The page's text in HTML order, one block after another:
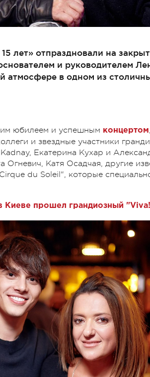
лет» отпраздновали на
и руководителем
атмосфере в одном из
юбилеем и успешным концертом
и звездные участники
Екатерина Кухар и
Огневич, Катя Осадчая, другие
du Soleil", которые
Киеве прошел грандиозный